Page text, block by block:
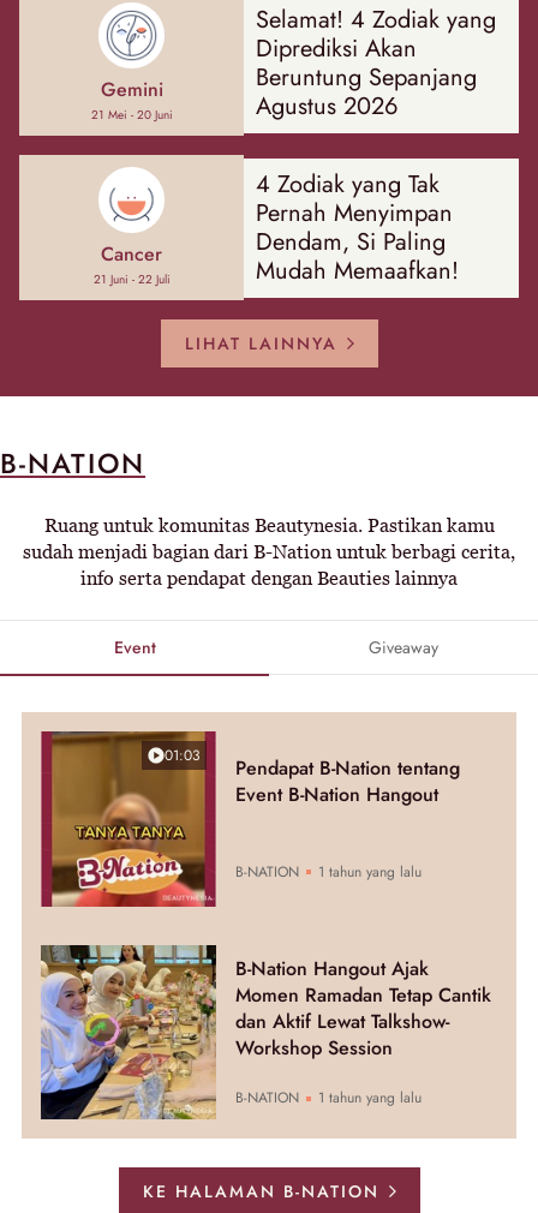
Gemini
21 Mei - 20 Juni
Selamat! 4 Zodiak yang
Diprediksi Akan
Beruntung Sepanjang
Agustus 2026
Cancer
21 Juni - 22 Juli
4 Zodiak yang Tak
Pernah Menyimpan
Dendam, Si Paling
Mudah Memaafkan!
LIHAT LAINNYA
B-NATION
Ruang untuk komunitas Beautynesia. Pastikan kamu
sudah menjadi bagian dari B-Nation untuk berbagi cerita,
info serta pendapat dengan Beauties lainnya
Event Giveaway
01:03
Pendapat B-Nation tentang
Event B-Nation Hangout
B-NATION 1 tahun yang lalu
B-Nation Hangout Ajak
Momen Ramadan Tetap Cantik
dan Aktif Lewat Talkshow-
Workshop Session
B-NATION 1 tahun yang lalu
KE HALAMAN B-NATION